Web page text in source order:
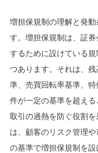
増担保規制の理解と発
す。増担保規制は、証
するために設けている
つあります。それは、
準、売買回転率基準、
件が一定の基準を超え
取引の過熱を防ぐ役割
は、顧客のリスク管理
の基準で増担保規制を